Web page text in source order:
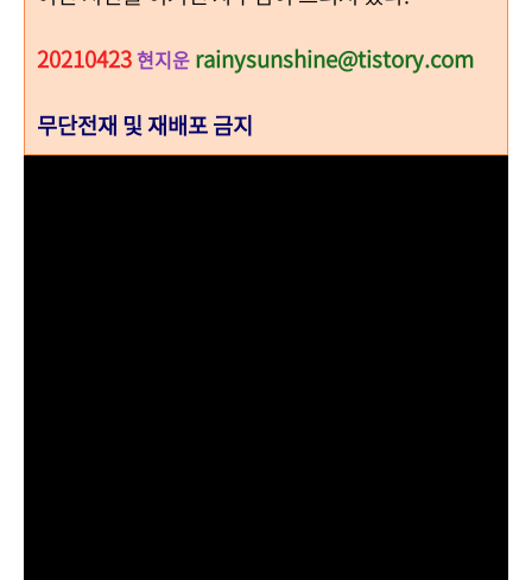
20210423 현지운 rainysunshine@tistory.com
무단전재 및 재배포 금지